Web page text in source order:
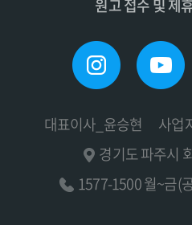
원고 접수 및 제
대표이사_윤승현
사업
경기도 파주시
1577-1500 월~금(